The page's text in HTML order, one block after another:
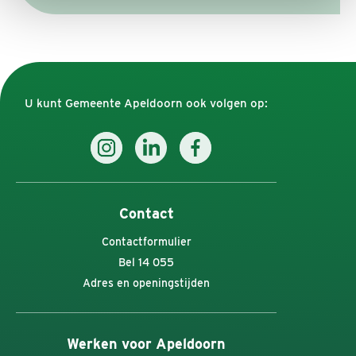
U kunt Gemeente Apeldoorn ook volgen op:
Contact
Contactformulier
Bel 14 055
Adres en openingstijden
Werken voor Apeldoorn